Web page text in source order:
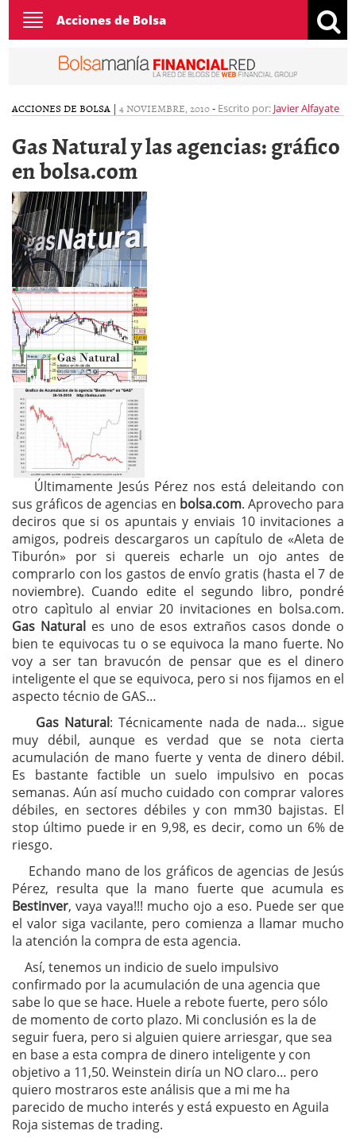
Toggle
navigation
Acciones de Bolsa
ACCIONES DE BOLSA | 4 NOVIEMBRE, 2010- Escrito por: Javier Alfayate
Gas Natural y las agencias: gráfico
en bolsa.com
Últimamente Jesús Pérez nos está deleitando con
sus gráficos de agencias en bolsa.com. Aprovecho para
deciros que si os apuntais y enviais 10 invitaciones a
amigos, podreis descargaros un capítulo de «Aleta de
Tiburón» por si quereis echarle un ojo antes de
comprarlo con los gastos de envío gratis (hasta el 7 de
noviembre). Cuando edite el segundo libro, pondré
otro capìtulo al enviar 20 invitaciones en bolsa.com.
Gas Naturales uno de esos extraños casos donde o
bien te equivocas tu o se equivoca la mano fuerte. No
voy a ser tan bravucón de pensar que es el dinero
inteligente el que se equivoca, pero si nos fijamos en el
aspecto técnio de GAS…
Gas Natural: Técnicamente nada de nada… sigue
muy débil, aunque es verdad que se nota cierta
acumulación de mano fuerte y venta de dinero débil.
Es bastante factible un suelo impulsivo en pocas
semanas. Aún así mucho cuidado con comprar valores
débiles, en sectores débiles y con mm30 bajistas. El
stop último puede ir en 9,98, es decir, como un 6% de
riesgo.
Echando mano de los gráficos de agencias de Jesús
Pérez, resulta que la mano fuerte que acumula es
Bestinver, vaya vaya!!! mucho ojo a eso. Puede ser que
el valor siga vacilante, pero comienza a llamar mucho
la atención la compra de esta agencia.
Así, tenemos un indicio de suelo impulsivo
confirmado por la acumulación de una agencia que
sabe lo que se hace. Huele a rebote fuerte, pero sólo
de momento de corto plazo. Mi conclusión es la de
seguir fuera, pero si alguien quiere arriesgar, que sea
en base a esta compra de dinero inteligente y con
objetivo a 11,50. Weinstein diría un NO claro… pero
quiero mostraros este análisis que a mi me ha
parecido de mucho interés y está expuesto en Aguila
Roja sistemas de trading.